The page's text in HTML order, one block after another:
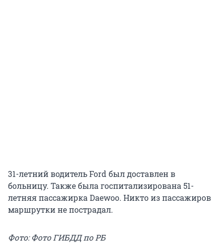
31-летний водитель Ford был доставлен в
больницу. Также была госпитализирована 51-
летняя пассажирка Daewoo. Никто из пассажиров
маршрутки не пострадал.
Фото: Фото ГИБДД по РБ